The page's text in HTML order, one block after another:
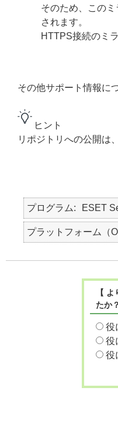
そのため、この
されます。
HTTPS接続のミ
その他サポート情報に
ヒント
リポジトリへの公開は
プログラム ESET
プラットフォーム（
【
たか？
役
役
役